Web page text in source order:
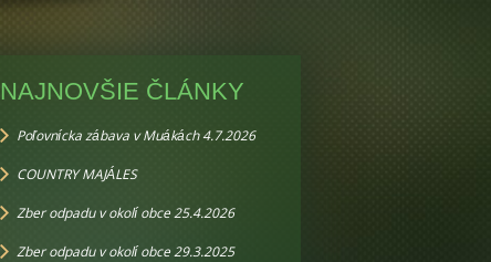
NAJNOVŠIE ČLÁNKY
Poľovnícka zábava v Muákách 4.7.2026
COUNTRY MAJÁLES
Zber odpadu v okolí obce 25.4.2026
Zber odpadu v okolí obce 29.3.2025